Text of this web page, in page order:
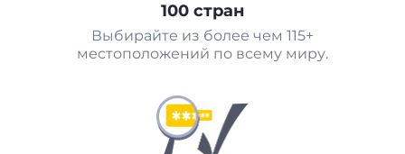
100 стран
Выбирайте из более чем 115+
местоположений по всему миру.